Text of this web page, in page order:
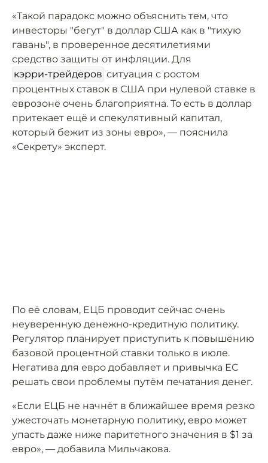
«Такой парадокс можно объяснить тем, что
инвесторы "бегут" в доллар США как в "тихую
гавань", в проверенное десятилетиями
средство защиты от инфляции. Для
кэрри-трейдеров ситуация с ростом
процентных ставок в США при нулевой ставке в
еврозоне очень благоприятна. То есть в доллар
притекает ещё и спекулятивный капитал,
который бежит из зоны евро», — пояснила
«Секрету» эксперт.
По её словам, ЕЦБ проводит сейчас очень
неуверенную денежно-кредитную политику.
Регулятор планирует приступить к повышению
базовой процентной ставки только в июле.
Негатива для евро добавляет и привычка ЕС
решать свои проблемы путём печатания денег.
«Если ЕЦБ не начнёт в ближайшее время резко
ужесточать монетарную политику, евро может
упасть даже ниже паритетного значения в $1 за
евро», — добавила Мильчакова.